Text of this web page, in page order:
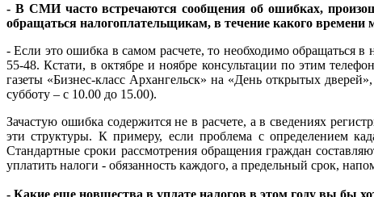
- В СМИ часто встречаются сообщения об ошибках,
обращаться налогоплательщикам, в течение какого
- Если это ошибка в самом расчете, то необходимо обращаться
55-48. Кстати, в октябре и ноябре консультации по этим
газеты «Бизнес-класс Архангельск» на «День открытых
субботу – с 10.00 до 15.00).
Зачастую ошибка содержится не в расчете, а в сведениях
эти структуры. К примеру, если проблема с определением
Стандартные сроки рассмотрения обращения граждан
уплатить налоги - обязанность каждого, а предельный срок,
- Какие еще новшества в уплате налогов в этом году вы бы